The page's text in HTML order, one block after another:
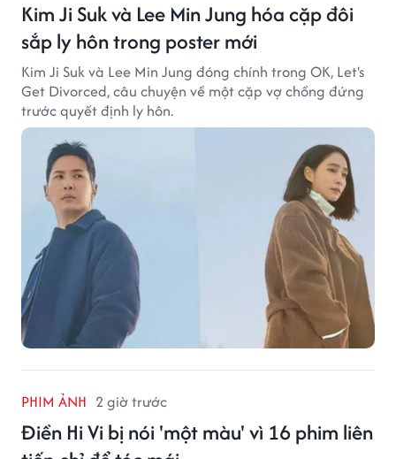
Kim Ji Suk và Lee Min Jung hóa cặp đôi
sắp ly hôn trong poster mới
Kim Ji Suk và Lee Min Jung đóng chính trong OK, Let's
Get Divorced, câu chuyện về một cặp vợ chồng đứng
trước quyết định ly hôn.
PHIM ẢNH 2 giờ trước
Điền Hi Vi bị nói 'một màu' vì 16 phim liên